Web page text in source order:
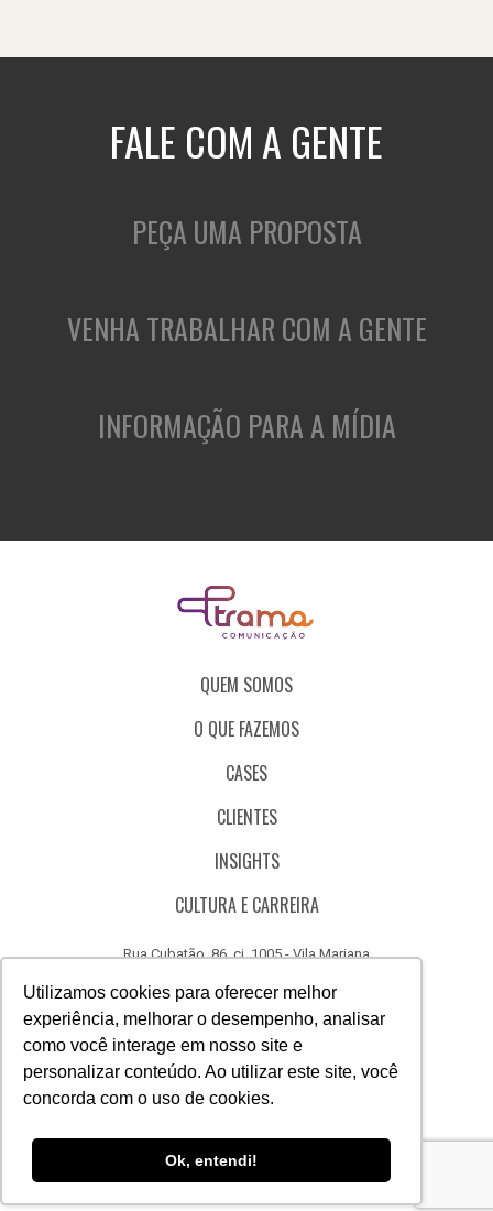
Utilizamos cookies para oferecer melhor
experiência, melhorar o desempenho, analisar
como você interage em nosso site e
personalizar conteúdo. Ao utilizar este site, você
concorda com o uso de cookies.
Ok, entendi!
FALE COM A GENTE
PEÇA UMA PROPOSTA
VENHA TRABALHAR COM A GENTE
INFORMAÇÃO PARA A MÍDIA
QUEM SOMOS
O QUE FAZEMOS
CASES
CLIENTES
INSIGHTS
CULTURA E CARREIRA
Rua Cubatão, 86, cj. 1005 - Vila Mariana
CÓDIGO DE ÉTICA
CANAL DE DENÚNCIAS
Acesse
nosso
Acesse
nosso
Acesse
nosso nosso nosso nosso